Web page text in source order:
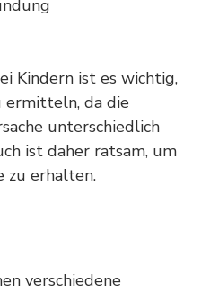
Kindern ist es wichtig,
ermitteln, da die
unterschiedlich
ist daher ratsam, um
zu erhalten.
verschiedene